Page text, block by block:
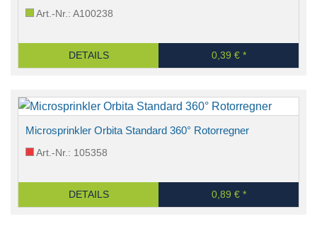
Art.-Nr.: A100238
DETAILS 0,39 € *
Microsprinkler Orbita Standard 360° Rotorregner
Art.-Nr.: 105358
DETAILS 0,89 € *